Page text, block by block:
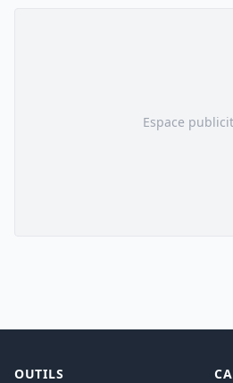
Espace
OUTILS